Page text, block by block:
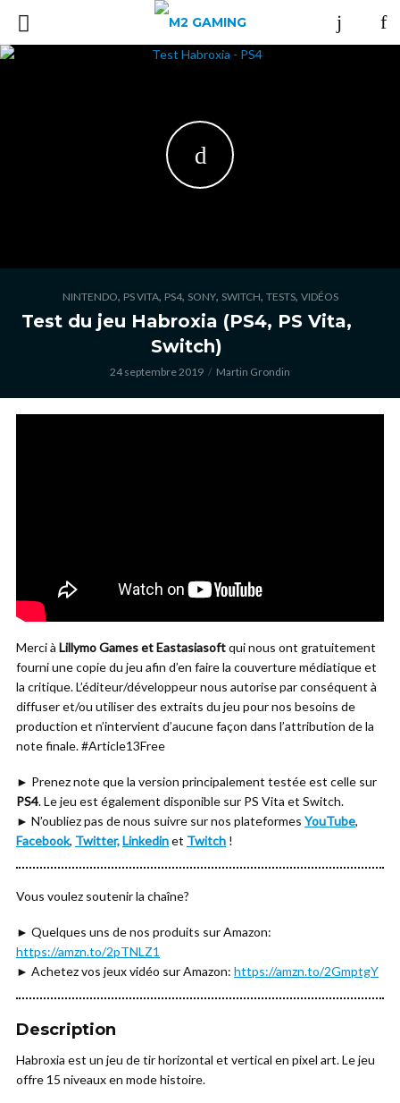
NINTENDO, PS VITA, PS4, SONY, SWITCH, TESTS, VIDÉOS
Test du jeu Habroxia (PS4, PS Vita,
Switch)
24 septembre 2019 Martin Grondin
Merci à Lillymo Games et Eastasiasoftqui nous ont gratuitement
fourni une copie du jeu afin d’en faire la couverture médiatique et
la critique. L’éditeur/développeur nous autorise par conséquent à
diffuser et/ou utiliser des extraits du jeu pour nos besoins de
production et n’intervient d’aucune façon dans l’attribution de la
note finale. #Article13Free
► Prenez note que la version principalement testée est celle sur
PS4. Le jeu est également disponible sur PS Vita et Switch.
► N’oubliez pas de nous suivre sur nos plateformes YouTube,
Facebook, Twitter,Linkedinet Twitch !
Vous voulez soutenir la chaîne?
► Quelques uns de nos produits sur Amazon:
https://amzn.to/2pTNLZ1
► Achetez vos jeux vidéo sur Amazon: https://amzn.to/2GmptgY
Description
Habroxia est un jeu de tir horizontal et vertical en pixel art. Le jeu
offre 15 niveaux en mode histoire.